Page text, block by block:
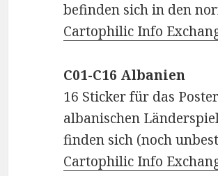
befinden sich in den
Cartophilic Info
C01-C16 Albanien
16 Sticker für das
albanischen
finden sich (noch
Cartophilic Info